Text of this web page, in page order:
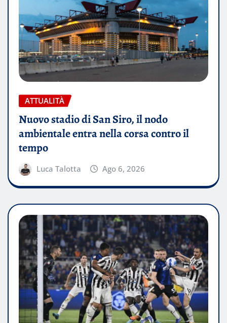
ATTUALITÀ
Nuovo stadio di San Siro, il nodo
ambientale entra nella corsa contro il
tempo
Luca Talotta Ago 6, 2026